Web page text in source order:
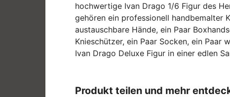
hochwertige Ivan Drago 1/6 Figur des
gehören ein professionell handbemalter
austauschbare Hände, ein Paar
Knieschützer, ein Paar Socken, ein
Ivan Drago Deluxe Figur in einer edlen
Produkt teilen und mehr